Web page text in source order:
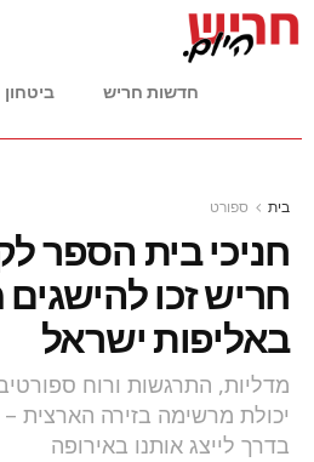
חדשות חריש ביטחון
בית ספורט
חניכי בית הספר
חריש זכו
באליפות ישראל
מדליות, התרגשות ורוח
יכולת מרשימה בזירה הארצית
בדרך לייצג אותנו באירופה